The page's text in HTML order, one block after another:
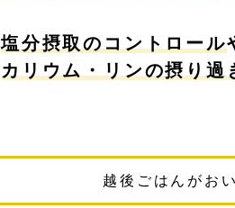
塩分摂取のコントロール
カリウム・リンの摂り過
越後ごはんがお